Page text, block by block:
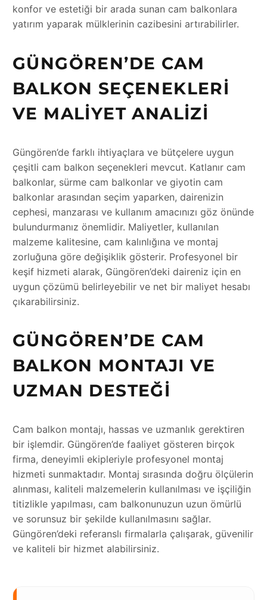
konfor ve estetiği bir arada sunan cam balkonlara
yatırım yaparak mülklerinin cazibesini artırabilirler.
GÜNGÖREN’DE CAM
BALKON SEÇENEKLERI
VE MALIYET ANALIZI
Güngören’de farklı ihtiyaçlara ve bütçelere uygun
çeşitli cam balkon seçenekleri mevcut. Katlanır cam
balkonlar, sürme cam balkonlar ve giyotin cam
balkonlar arasından seçim yaparken, dairenizin
cephesi, manzarası ve kullanım amacınızı göz önünde
bulundurmanız önemlidir. Maliyetler, kullanılan
malzeme kalitesine, cam kalınlığına ve montaj
zorluğuna göre değişiklik gösterir. Profesyonel bir
keşif hizmeti alarak, Güngören’deki daireniz için en
uygun çözümü belirleyebilir ve net bir maliyet hesabı
çıkarabilirsiniz.
GÜNGÖREN’DE CAM
BALKON MONTAJI VE
UZMAN DESTEĞI
Cam balkon montajı, hassas ve uzmanlık gerektiren
bir işlemdir. Güngören’de faaliyet gösteren birçok
firma, deneyimli ekipleriyle profesyonel montaj
hizmeti sunmaktadır. Montaj sırasında doğru ölçülerin
alınması, kaliteli malzemelerin kullanılması ve işçiliğin
titizlikle yapılması, cam balkonunuzun uzun ömürlü
ve sorunsuz bir şekilde kullanılmasını sağlar.
Güngören’deki referanslı firmalarla çalışarak, güvenilir
ve kaliteli bir hizmet alabilirsiniz.